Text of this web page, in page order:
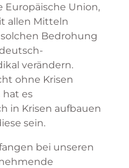
Europäische Union,
allen Mitteln
Bedrohung
verändern.
ohne Krisen
hat es
in Krisen aufbauen
sein.
bei unseren